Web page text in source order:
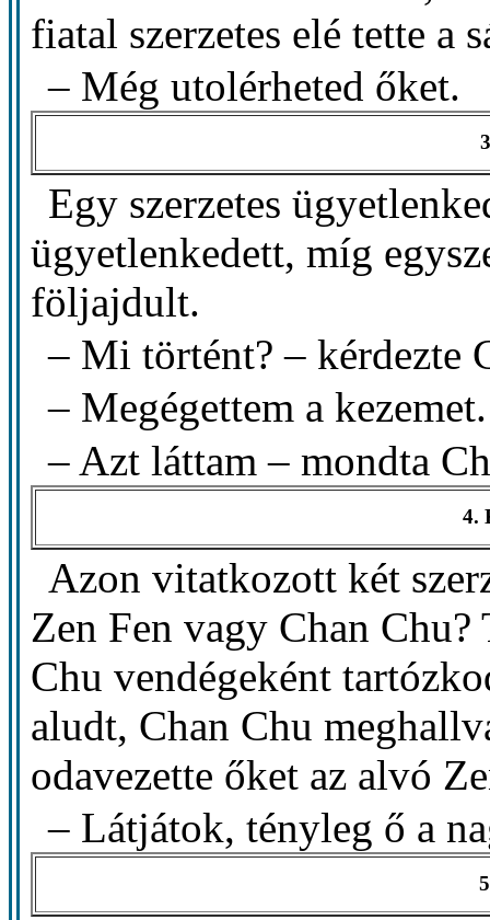
fiatal szerzetes elé tette a
– Még utolérheted őket.
Egy szerzetes
ügyetlenkedett, míg
följajdult.
– Mi történt? – kérdezte
– Megégettem a kezemet.
– Azt láttam – mondta
4.
Azon vitatkozott két
Zen Fen vagy Chan Chu?
Chu vendégeként
aludt, Chan Chu
odavezette őket az alvó
– Látjátok, tényleg ő a